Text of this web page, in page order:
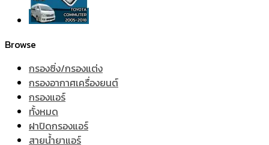
Browse
กรองซิ่ง/กรองแต่ง
กรองอากาศเครื่องยนต์
กรองแอร์
ทั้งหมด
ฝาปิดกรองแอร์
สายน้ำยาแอร์